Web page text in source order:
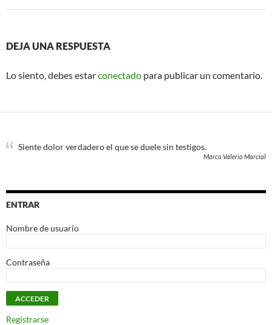
DEJA UNA RESPUESTA
Lo siento, debes estarconectado para publicar un comentario.
Siente dolor verdadero el que se duele sin testigos.
Marco Valerio Marcial
ENTRAR
Nombre de usuario
Contraseña
Registrarse